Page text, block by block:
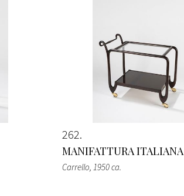
262
MANIFATTURA ITALIANA
Carrello, 1950 ca.